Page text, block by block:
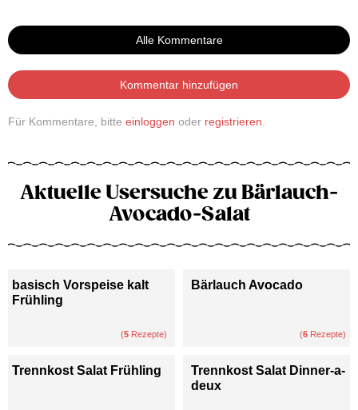
Alle Kommentare
Kommentar hinzufügen
Für Kommentare, bitte einloggen oder registrieren
Aktuelle Usersuche zu Bärlauch-
Avocado-Salat
basisch Vorspeise kalt
Frühling
(5 Rezepte)
Bärlauch Avocado
(6 Rezepte)
Trennkost Salat Frühling
Trennkost Salat Dinner-a-
deux